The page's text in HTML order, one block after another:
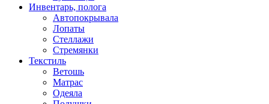
Инвентарь, полога
Автопокрывала
Лопаты
Стеллажи
Стремянки
Текстиль
Ветошь
Матрас
Одеяла